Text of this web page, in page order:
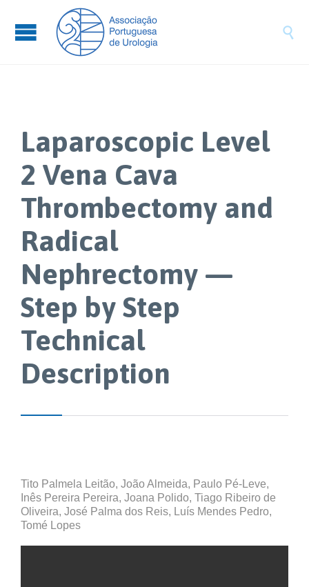

Laparoscopic Level
2 Vena Cava
Thrombectomy and
Radical
Nephrectomy —
Step by Step
Technical
Description
Tito Palmela Leitão, João Almeida, Paulo Pé-Leve,
Inês Pereira Pereira, Joana Polido, Tiago Ribeiro de
Oliveira, José Palma dos Reis, Luís Mendes Pedro,
Tomé Lopes